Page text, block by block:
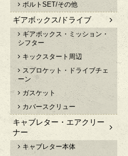
ボルトSET/その他
ギアボックス/ドライブ
ギアボックス・ミッション・
シフター
キックスタート周辺
スプロケット・ドライブチェ
ーン
ガスケット
カバースクリュー
キャブレター・エアクリー
ナー
キャブレター本体